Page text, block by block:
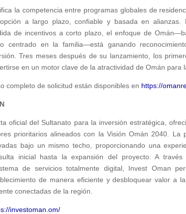
la competencia entre programas globales de
a largo plazo, confiable y basada en alianzas.
de incentivos a corto plazo, el enfoque de
centrado en la familia—está ganando
Tres meses después de su lanzamiento, los
en un motor clave de la atractividad de Omán para
completo de solicitud están disponibles en https://
oficial del Sultanato para la inversión estratégica,
prioritarios alineados con la Visión Omán 2040.
bajo un mismo techo, proporcionando una
inicial hasta la expansión del proyecto. A través
de servicios totalmente digital, Invest Oman
de manera eficiente y desbloquear valor a
conectadas de la región.
investoman.om/